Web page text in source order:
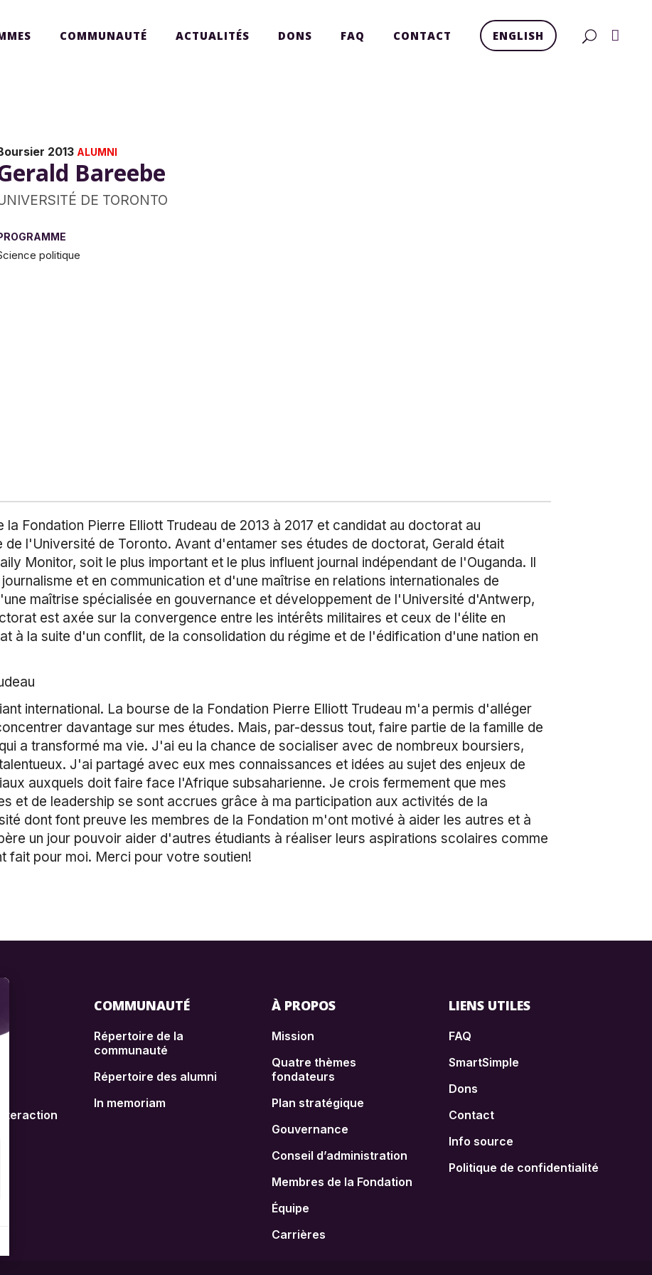
COMMUNAUTÉ ACTUALITÉS DONS FAQ CONTACT ENGLISH
2013 ALUMNI
Bareebe
DE TORONTO
politique
Fondation Pierre Elliott Trudeau de 2013 à 2017 et candidat au doctorat au
de l'Université de Toronto. Avant d'entamer ses études de doctorat, Gerald était
Monitor, soit le plus important et le plus influent journal indépendant de l'Ouganda. Il
et en communication et d'une maîtrise en relations internationales de
maîtrise spécialisée en gouvernance et développement de l'Université d'Antwerp,
est axée sur la convergence entre les intérêts militaires et ceux de l'élite en
à la suite d'un conflit, de la consolidation du régime et de l'édification d'une nation en
international. La bourse de la Fondation Pierre Elliott Trudeau m'a permis d'alléger
davantage sur mes études. Mais, par-dessus tout, faire partie de la famille de
a transformé ma vie. J'ai eu la chance de socialiser avec de nombreux boursiers,
J'ai partagé avec eux mes connaissances et idées au sujet des enjeux de
auxquels doit faire face l'Afrique subsaharienne. Je crois fermement que mes
et de leadership se sont accrues grâce à ma participation aux activités de la
dont font preuve les membres de la Fondation m'ont motivé à aider les autres et à
un jour pouvoir aider d'autres étudiants à réaliser leurs aspirations scolaires comme
fait pour moi. Merci pour votre soutien!
COMMUNAUTÉ
Répertoire de la
communauté
Répertoire des alumni
In memoriam
À PROPOS
Mission
Quatre thèmes
fondateurs
Plan stratégique
Gouvernance
Conseil d’administration
Membres de la Fondation
Équipe
Carrières
LIENS UTILES
FAQ
SmartSimple
Dons
Contact
Info source
Politique de confidentialité